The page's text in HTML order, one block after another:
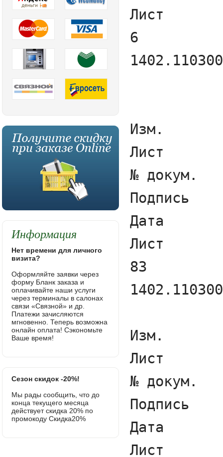
Информация
Нет времени для личного
визита?
Оформляйте заявки через
форму Бланк заказа и
оплачивайте наши услуги
через терминалы в салонах
связи «Связной» и др.
Платежи зачисляются
мгновенно. Теперь возможна
онлайн оплата! Сэкономьте
Ваше время!
Сезон скидок -20%!
Мы рады сообщить, что до
конца текущего месяца
действует скидка 20% по
промокоду Скидка20%